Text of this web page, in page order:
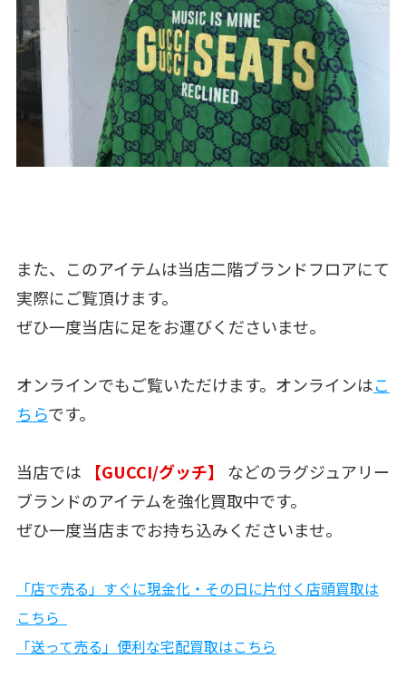
また、このアイテムは当店二階ブランドフロアにて
実際にご覧頂けます。
ぜひ一度当店に足をお運びくださいませ。
オンラインでもご覧いただけます。オンラインはこ
ちらです。
当店では 【GUCCI/グッチ】
などのラグジュアリー
ブランドのアイテムを強化買取中です。
ぜひ一度当店までお持ち込みくださいませ。
「店で売る」すぐに現金化・その日に片付く店頭買取は
こちら
「送って売る」便利な宅配買取はこちら